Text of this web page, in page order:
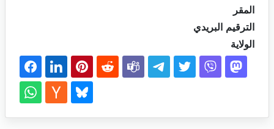
المقر
الترقيم البريدي
الولاية